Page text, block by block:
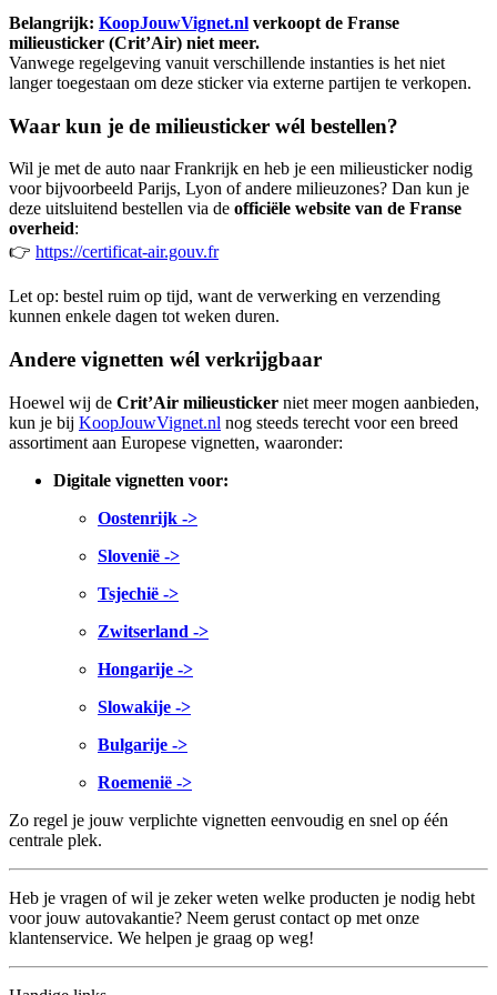
Belangrijk: KoopJouwVignet.nl verkoopt de Franse
milieusticker (Crit’Air) niet meer.
Vanwege regelgeving vanuit verschillende instanties is het niet
langer toegestaan om deze sticker via externe partijen te verkopen.
Waar kun je de milieusticker wél bestellen?
Wil je met de auto naar Frankrijk en heb je een milieusticker nodig
voor bijvoorbeeld Parijs, Lyon of andere milieuzones? Dan kun je
deze uitsluitend bestellen via de officiële website van de Franse
overheid:
👉 https://certificat-air.gouv.fr
Let op: bestel ruim op tijd, want de verwerking en verzending
kunnen enkele dagen tot weken duren.
Andere vignetten wél verkrijgbaar
Hoewel wij de Crit’Air milieusticker niet meer mogen aanbieden,
kun je bij KoopJouwVignet.nl nog steeds terecht voor een breed
assortiment aan Europese vignetten, waaronder:
Digitale vignetten voor:
Oostenrijk ->
Slovenië ->
Tsjechië ->
Zwitserland ->
Hongarije ->
Slowakije ->
Bulgarije ->
Roemenië ->
Zo regel je jouw verplichte vignetten eenvoudig en snel op één
centrale plek.
Heb je vragen of wil je zeker weten welke producten je nodig hebt
voor jouw autovakantie? Neem gerust contact op met onze
klantenservice. We helpen je graag op weg!